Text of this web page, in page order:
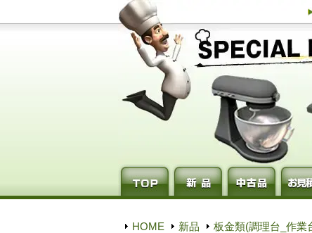
HOME 新品 板金類(調理台_作業